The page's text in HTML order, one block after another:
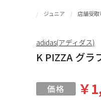
ジュニア 店舗受取
K PIZZA グラ
￥
adidas(アディダス)